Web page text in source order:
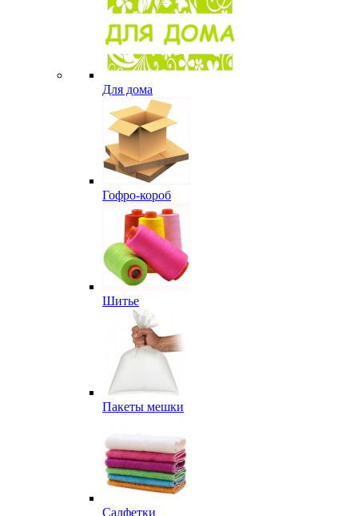
Для дома
Гофро-короб
Шитье
Пакеты мешки
Салфетки